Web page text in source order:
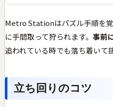
Metro Stationはパズル手順を
に手間取って狩られます。 事前
追われている時でも落ち着いて
立ち回りのコツ